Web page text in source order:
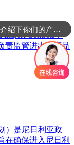
Import Controls，
责监管进出口商品
）是尼日利亚政
在确保进入尼日利
们是怎么收费的呢